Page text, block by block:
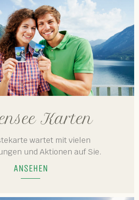
Karten
wartet mit vielen
und Aktionen auf Sie.
ANSEHEN